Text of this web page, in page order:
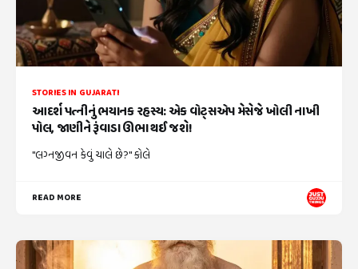
STORIES IN GUJARATI
આદર્શ પત્નીનું ભયાનક રહસ્ય: એક વોટ્સએપ મેસેજે ખોલી નાખી
પોલ, જાણીને રૂંવાડા ઊભા થઈ જશે!
"લગ્નજીવન કેવું ચાલે છે?" કોલે
READ MORE